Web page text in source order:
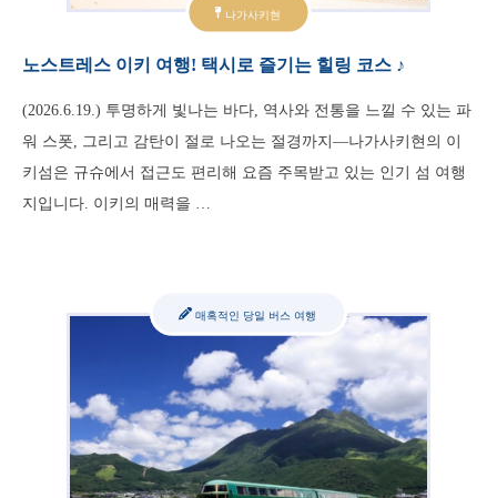
나가사키현
노스트레스 이키 여행! 택시로 즐기는 힐링 코스 ♪
(2026.6.19.) 투명하게 빛나는 바다, 역사와 전통을 느낄 수 있는 파
워 스폿, 그리고 감탄이 절로 나오는 절경까지—나가사키현의 이
키섬은 규슈에서 접근도 편리해 요즘 주목받고 있는 인기 섬 여행
지입니다. 이키의 매력을 …
매혹적인 당일 버스 여행